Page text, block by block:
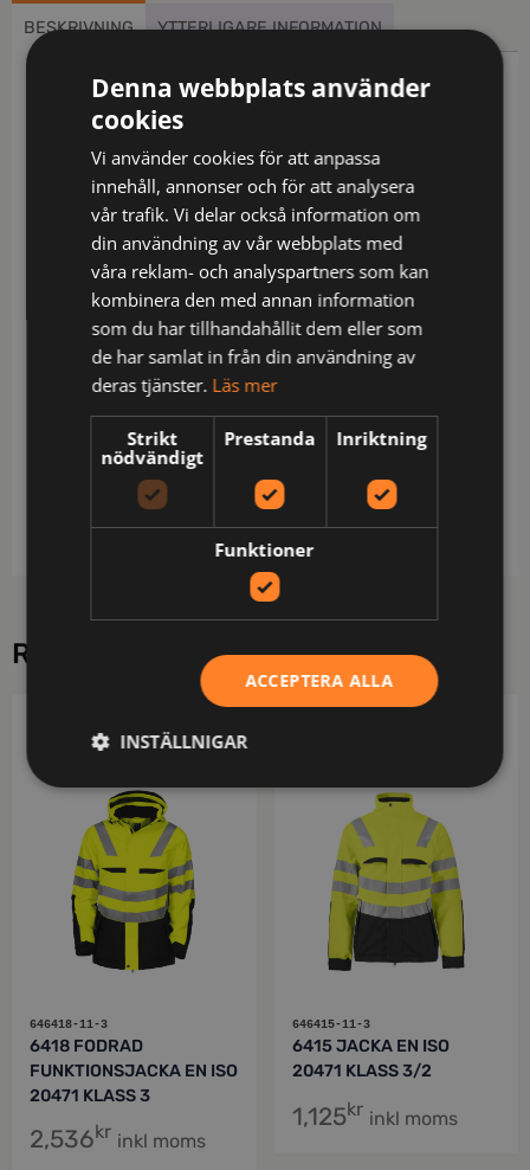
BESKRIVNING YTTERLIGARE INFORMATION
Beskrivning
Ofodrad jacka i polyester/bomull med kontrastfärg
på magen för att dölja smuts. Rymliga framfickor
med blixtlås. Bröstficka med integrerad ID-
kortsfack och ficka för telefon. Innerfickor på båda
sidor. Blixtlås med utvändig vindslå med
tryckknappar. Reglerbar i midjan och ärmavslut.
Förlängd i ryggslutet.
Certifierad i varselklass 3 enligt EN ISO 20471.
Material: 75% polyester / 25% bomull
Skötsel: Normal maskintvätt vid 60 grader,Blekning
är inte tillåtet,Torktumla på låg
temperatur,Strykning. Högsta tillåtna temperatur
RELATERADE PRODUKTER
646418-11-3
6418 FODRAD
FUNKTIONSJACKA EN ISO
20471 KLASS 3
2,536kr inkl moms
646415-11-3
6415 JACKA EN ISO
20471 KLASS 3/2
1,125kr inkl moms
Denna webbplats använder
cookies
Vi använder cookies för att anpassa
innehåll, annonser och för att analysera
vår trafik. Vi delar också information om
din användning av vår webbplats med
våra reklam- och analyspartners som kan
kombinera den med annan information
som du har tillhandahållit dem eller som
de har samlat in från din användning av
deras tjänster. Läs mer
Strikt
nödvändigt
Prestanda Inriktning
Funktioner
ACCEPTERA ALLA
INSTÄLLNIGAR